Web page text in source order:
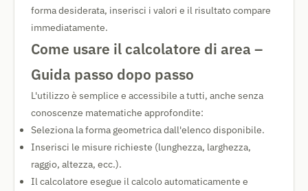
forma desiderata, inserisci i valori e il risultato compare
immediatamente.
Come usare il calcolatore di area –
Guida passo dopo passo
L'utilizzo è semplice e accessibile a tutti, anche senza
conoscenze matematiche approfondite:
Seleziona la forma geometrica dall'elenco disponibile.
Inserisci le misure richieste (lunghezza, larghezza,
raggio, altezza, ecc.).
Il calcolatore esegue il calcolo automaticamente e